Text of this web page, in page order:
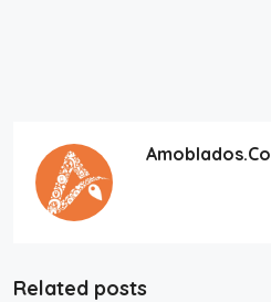
Amoblados.Co
Related posts